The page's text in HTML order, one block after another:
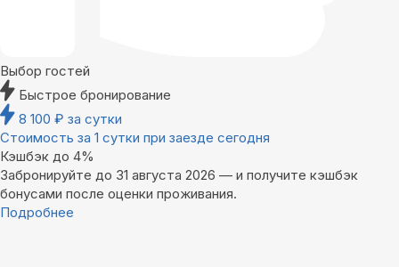
Выбор гостей
Быстрое бронирование
8 100 ₽ за сутки
Стоимость за 1 сутки при заезде сегодня
Кэшбэк до 4%
Забронируйте до 31 августа 2026 — и получите кэшбэк
бонусами после оценки проживания.
Подробнее